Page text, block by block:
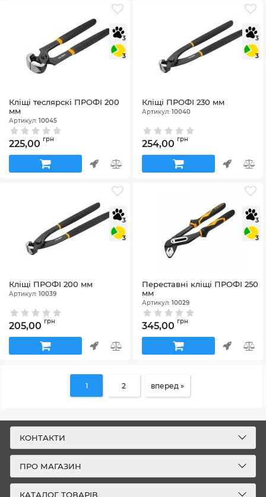
3
3
Кліщі теслярскі ПРОФІ 200
мм
Артикул: 10045
225,00 грн
3
3
Кліщі ПРОФІ 230 мм
Артикул: 10040
254,00 грн
3
3
Кліщі ПРОФІ 200 мм
Артикул: 10039
205,00 грн
3
3
Переставні кліщі ПРОФІ 250
мм
Артикул: 10029
345,00 грн
1 2 вперед »
КОНТАКТИ
ПРО МАГАЗИН
КАТАЛОГ ТОВАРІВ